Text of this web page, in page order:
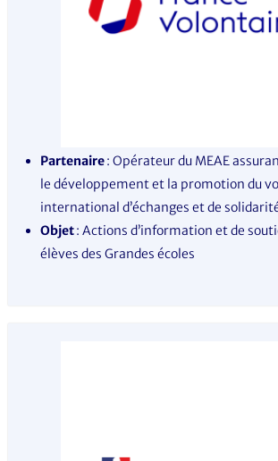
Partenaire: Opérateur du MEAE
le développement et la promotion du
international d’échanges et de
Objet: Actions d’information et de
élèves des Grandes écoles